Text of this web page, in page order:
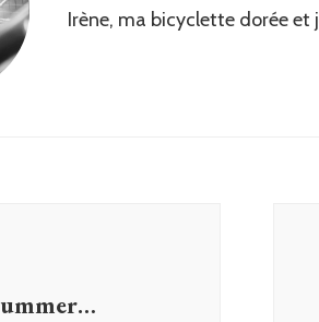
Irène, ma bicyclette dorée et